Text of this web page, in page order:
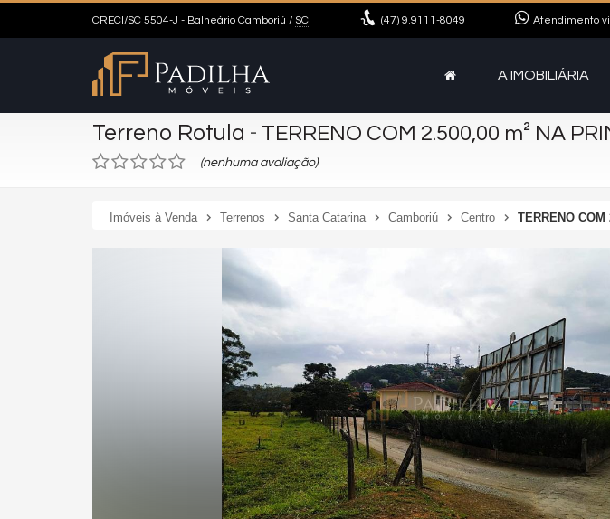
CRECI/SC 5504-J - Balneário Camboriú / SC (47) 9.9111-8049 Atendimento
A IMOBILIÁRIA
Terreno Rotula - TERRENO COM 2.500,00 m² NA
(nenhuma avaliação)
Imóveis à Venda Terrenos Santa Catarina Camboriú Centro TERRENO COM